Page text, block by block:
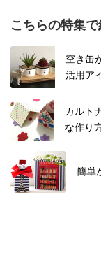
こちらの特集
空き缶
活用ア
カルト
な作り
簡単